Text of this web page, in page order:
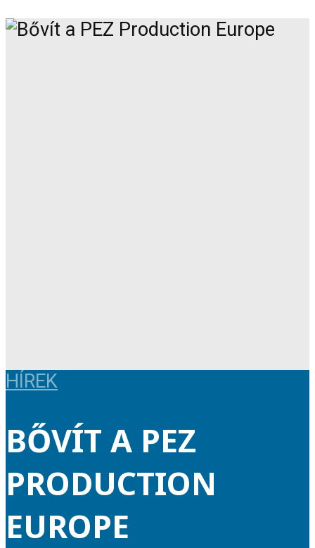
HÍREK
BŐVÍT A PEZ
PRODUCTION
EUROPE